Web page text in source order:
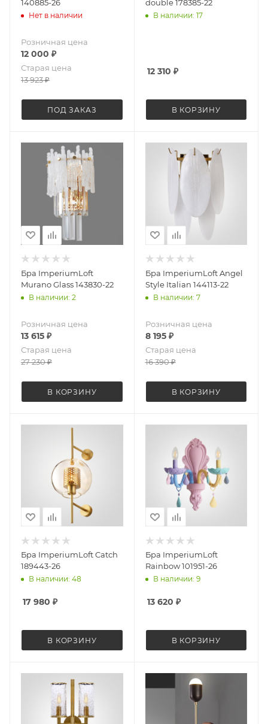
140885-26
Нет в наличии
Розничная цена
12 000 ₽
Старая цена
13 923₽
ПОД ЗАКАЗ
double 178385-22
В наличии: 17
12 310 ₽
В КОРЗИНУ
Бра ImperiumLoft
Murano Glass 143830-22
В наличии: 2
Розничная цена
13 615 ₽
Старая цена
27 230₽
В КОРЗИНУ
Бра ImperiumLoft Angel
Style Italian 144113-22
В наличии: 7
Розничная цена
8 195₽
Старая цена
16 390₽
В КОРЗИНУ
Бра ImperiumLoft Catch
189443-26
В наличии: 48
17 980 ₽
В КОРЗИНУ
Бра ImperiumLoft
Rainbow 101951-26
В наличии: 9
13 620 ₽
В КОРЗИНУ